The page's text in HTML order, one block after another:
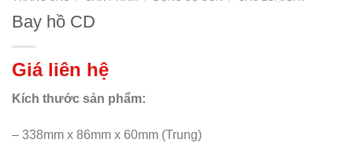
Bay hồ CD
Giá liên hệ
Kích thước sản phẩm:
– 338mm x 86mm x 60mm (Trung)